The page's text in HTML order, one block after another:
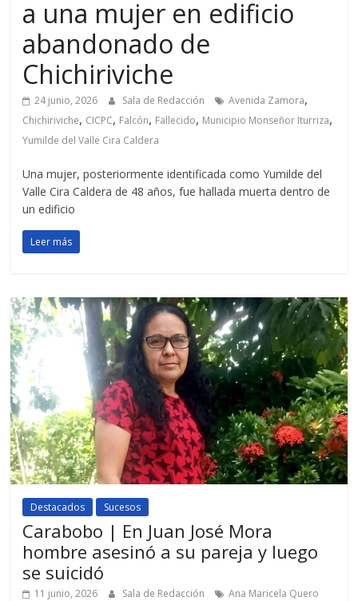
a una mujer en edificio
abandonado de
Chichiriviche
24 junio, 2026 Sala de Redacción Avenida Zamora,
Chichiriviche, CICPC, Falcón, Fallecido, Municipio Monseñor Iturriza,
Yumilde del Valle Cira Caldera
Una mujer, posteriormente identificada como Yumilde del
Valle Cira Caldera de 48 años, fue hallada muerta dentro de
un edificio
Leer más
Destacados Sucesos
Carabobo | En Juan José Mora
hombre asesinó a su pareja y luego
se suicidó
11 junio, 2026 Sala de Redacción
Ana Maricela Quero